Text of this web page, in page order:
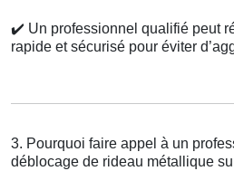
✔️ Un professionnel qualifié peut
rapide et sécurisé pour éviter
3. Pourquoi faire appel à un
déblocage de rideau métallique